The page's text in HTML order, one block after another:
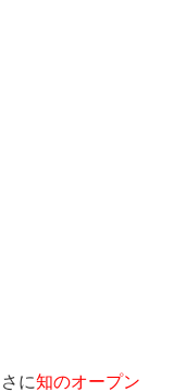
に知のオープン